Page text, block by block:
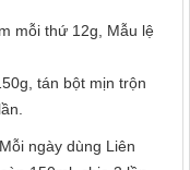
mỗi thứ 12g, Mẫu lệ
tán bột mịn trộn
Mỗi ngày dùng Liên